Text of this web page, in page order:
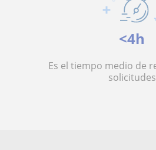
<4h
Es el tiempo medio de
solicitudes